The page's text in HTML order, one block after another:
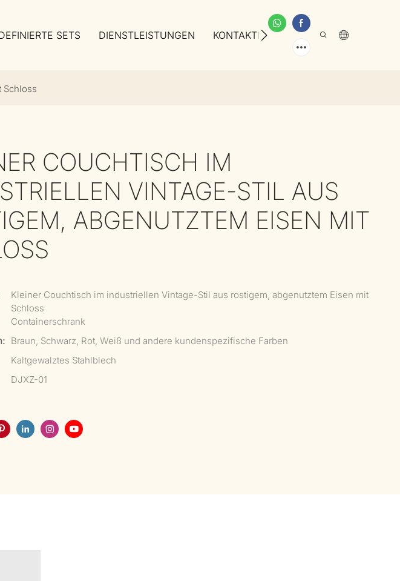
SETS DIENSTLEISTUNGEN KONTAKTIEREN SIE UNS ÜBER UNS
Schloss
COUCHTISCH IM
VINTAGE-STIL AUS
ABGENUTZTEM EISEN MIT
Kleiner Couchtisch im industriellen Vintage-Stil aus rostigem, abgenutztem Eisen mit
Schloss
Containerschrank
Braun, Schwarz, Rot, Weiß und andere kundenspezifische Farben
Kaltgewalztes Stahlblech
DJXZ-01